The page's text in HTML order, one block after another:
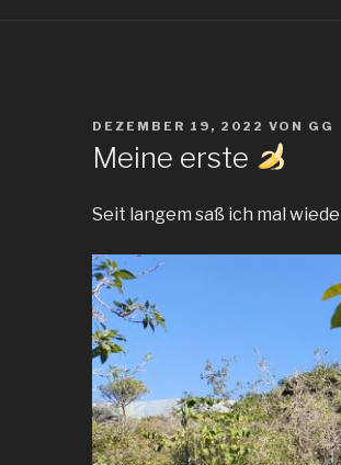
VERÖFFENTLICHT
DEZEMBER 19, 2022 VON GG
Meine erste
Seit langem saß ich mal